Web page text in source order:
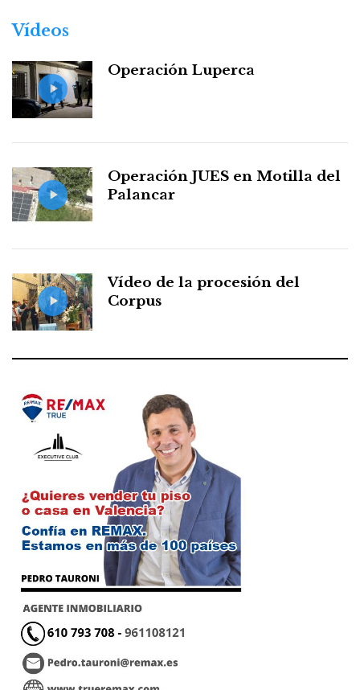
Vídeos
Operación Luperca
Operación JUES en Motilla del
Palancar
Vídeo de la procesión del
Corpus